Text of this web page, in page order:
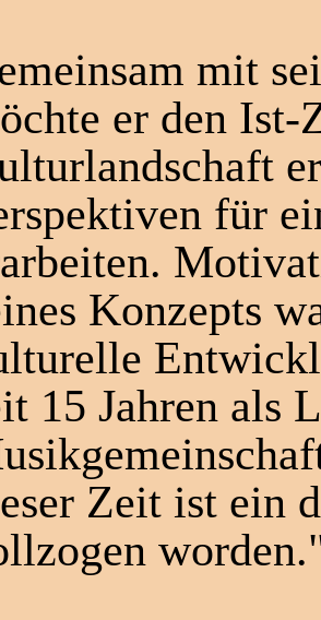
mit
er den Ist-
für
Konzepts
15 Jahren als
Zeit ist ein